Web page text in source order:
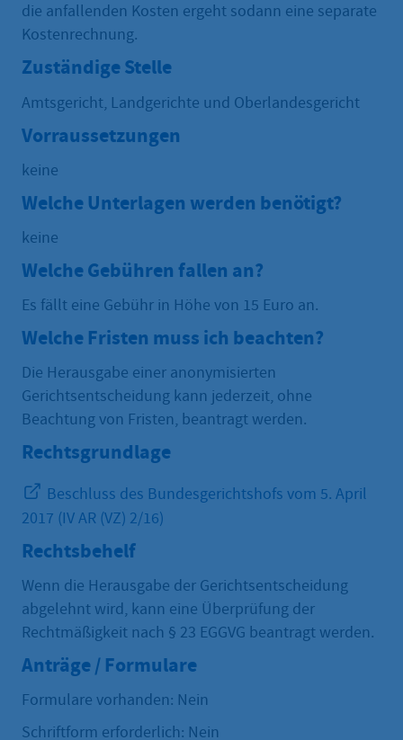
die anfallenden Kosten ergeht sodann eine separate
Kostenrechnung.
Zuständige Stelle
Amtsgericht, Landgerichte und Oberlandesgericht
Vorraussetzungen
keine
Welche Unterlagen werden benötigt?
keine
Welche Gebühren fallen an?
Es fällt eine Gebühr in Höhe von 15 Euro an.
Welche Fristen muss ich beachten?
Die Herausgabe einer anonymisierten
Gerichtsentscheidung kann jederzeit, ohne
Beachtung von Fristen, beantragt werden.
Rechtsgrundlage
Beschluss des Bundesgerichtshofs vom 5. April
2017 (IV AR (VZ) 2/16)
Rechtsbehelf
Wenn die Herausgabe der Gerichtsentscheidung
abgelehnt wird, kann eine Überprüfung der
Rechtmäßigkeit nach § 23 EGGVG beantragt werden.
Anträge / Formulare
Formulare vorhanden: Nein
Schriftform erforderlich: Nein